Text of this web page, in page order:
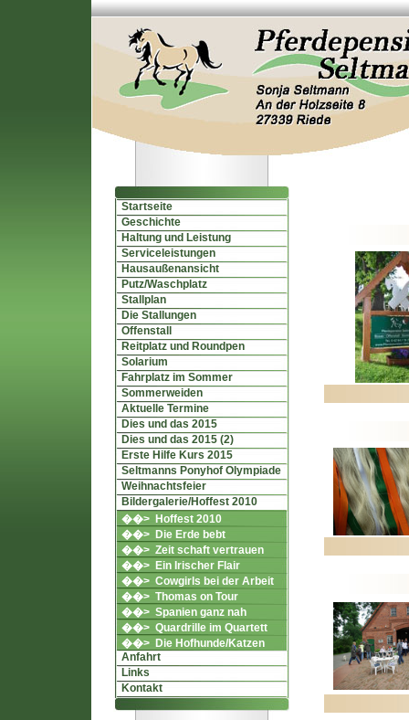
Startseite
Geschichte
Haltung und Leistung
Serviceleistungen
Hausaußenansicht
Putz/Waschplatz
Stallplan
Die Stallungen
Offenstall
Reitplatz und Roundpen
Solarium
Fahrplatz im Sommer
Sommerweiden
Aktuelle Termine
Dies und das 2015
Dies und das 2015 (2)
Erste Hilfe Kurs 2015
Seltmanns Ponyhof Olympiade
Weihnachtsfeier
Bildergalerie/Hoffest 2010
��> Hoffest 2010
��> Die Erde bebt
��> Zeit schaft vertrauen
��> Ein Irischer Flair
��> Cowgirls bei der Arbeit
��> Thomas on Tour
��> Spanien ganz nah
��> Quardrille im Quartett
��> Die Hofhunde/Katzen
Anfahrt
Links
Kontakt